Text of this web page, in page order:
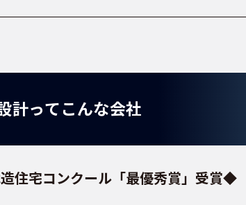
計ってこんな会社
住宅コンクール「最優秀賞」受賞◆